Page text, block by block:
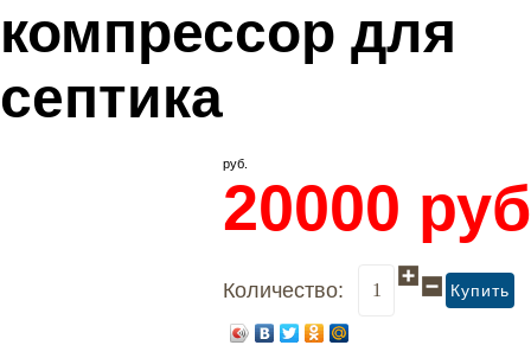
компрессор для
септика
руб.
20000 руб
Количество: